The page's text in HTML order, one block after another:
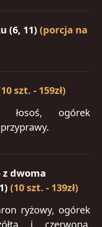
(6, 11) (porcja na
szt. - 159zł)
łosoś, ogórek
z dwoma
(10 szt. - 139zł)
ryżowy, ogórek